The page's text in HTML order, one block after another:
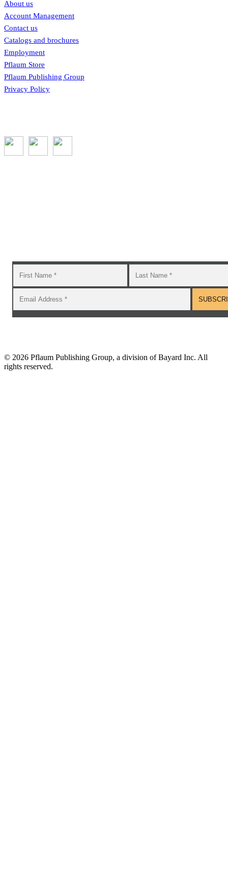
About us
Account Management
Contact us
Catalogs and brochures
Employment
Pflaum Store
Pflaum Publishing Group
Privacy Policy
© 2026 Pflaum Publishing Group, a division of Bayard Inc. All
rights reserved.